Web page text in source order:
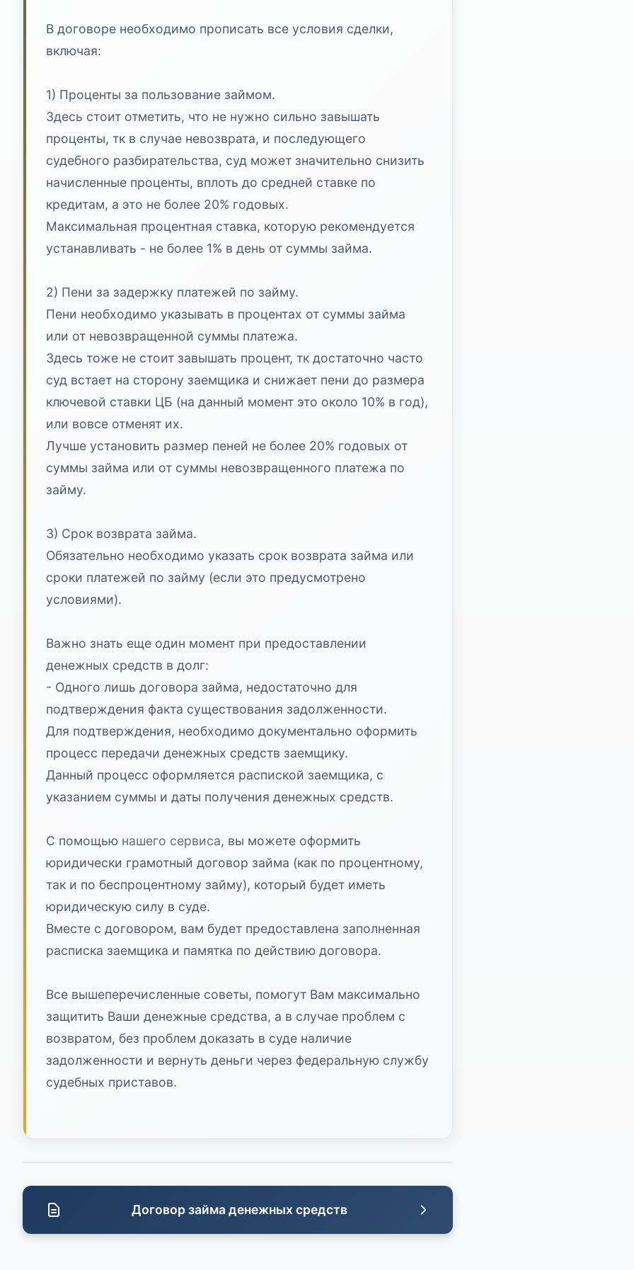
В договоре необходимо прописать все условия сделки,
включая:
1) Проценты за пользование займом.
Здесь стоит отметить, что не нужно сильно завышать
проценты, тк в случае невозврата, и последующего
судебного разбирательства, суд может значительно снизить
начисленные проценты, вплоть до средней ставке по
кредитам, а это не более 20% годовых.
Максимальная процентная ставка, которую рекомендуется
устанавливать - не более 1% в день от суммы займа.
2) Пени за задержку платежей по займу.
Пени необходимо указывать в процентах от суммы займа
или от невозвращенной суммы платежа.
Здесь тоже не стоит завышать процент, тк достаточно часто
суд встает на сторону заемщика и снижает пени до размера
ключевой ставки ЦБ (на данный момент это около 10% в год),
или вовсе отменят их.
Лучше установить размер пеней не более 20% годовых от
суммы займа или от суммы невозвращенного платежа по
займу.
3) Срок возврата займа.
Обязательно необходимо указать срок возврата займа или
сроки платежей по займу (если это предусмотрено
условиями).
Важно знать еще один момент при предоставлении
денежных средств в долг:
- Одного лишь договора займа, недостаточно для
подтверждения факта существования задолженности.
Для подтверждения, необходимо документально оформить
процесс передачи денежных средств заемщику.
Данный процесс оформляется распиской заемщика, с
указанием суммы и даты получения денежных средств.
С помощью нашего сервиса, вы можете оформить
юридически грамотный договор займа (как по процентному,
так и по беспроцентному займу), который будет иметь
юридическую силу в суде.
Вместе с договором, вам будет предоставлена заполненная
расписка заемщика и памятка по действию договора.
Все вышеперечисленные советы, помогут Вам максимально
защитить Ваши денежные средства, а в случае проблем с
возвратом, без проблем доказать в суде наличие
задолженности и вернуть деньги через федеральную службу
судебных приставов.
Договор займа денежных средств